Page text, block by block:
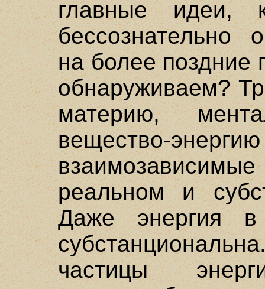
главные идеи,
бессознательно
на более поздние
обнаруживаем?
материю,
вещество-
реальном и
Даже энергия
частицы